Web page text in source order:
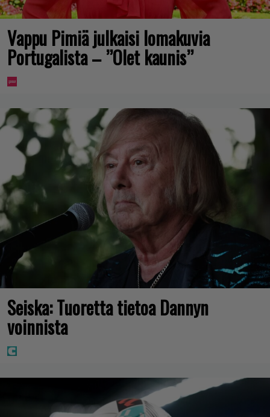
Vappu Pimiä julkaisi lomakuvia
Portugalista – ”Olet kaunis”
Seiska: Tuoretta tietoa Dannyn
voinnista